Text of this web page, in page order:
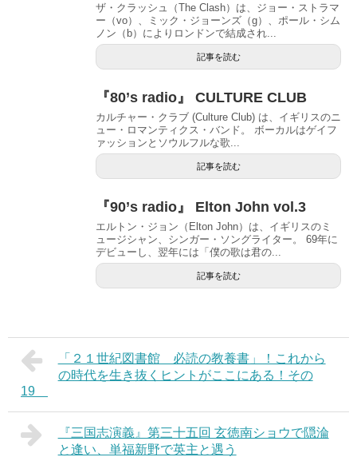
ザ・クラッシュ（The Clash）は、ジョー・ストラマ
ー（vo）、ミック・ジョーンズ（g）、ポール・シム
ノン（b）によりロンドンで結成され...
記事を読む
『80’s radio』 CULTURE CLUB
カルチャー・クラブ (Culture Club) は、イギリスのニ
ュー・ロマンティクス・バンド。 ボーカルはゲイフ
ァッションとソウルフルな歌...
記事を読む
『90’s radio』 Elton John vol.3
エルトン・ジョン（Elton John）は、イギリスのミ
ュージシャン、シンガー・ソングライター。 69年に
デビューし、翌年には「僕の歌は君の...
記事を読む
「２１世紀図書館 必読の教養書」！これから
の時代を生き抜くヒントがここにある！その
19
『三国志演義』第三十五回 玄徳南ショウで隠淪
と逢い、単福新野で英主と遇う